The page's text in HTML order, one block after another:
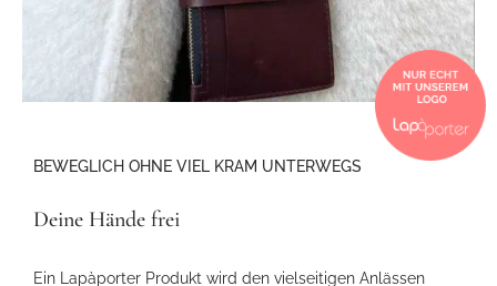
BEWEGLICH OHNE VIEL KRAM UNTERWEGS
Deine Hände frei
Ein Lapàporter Produkt wird den vielseitigen Anlässen